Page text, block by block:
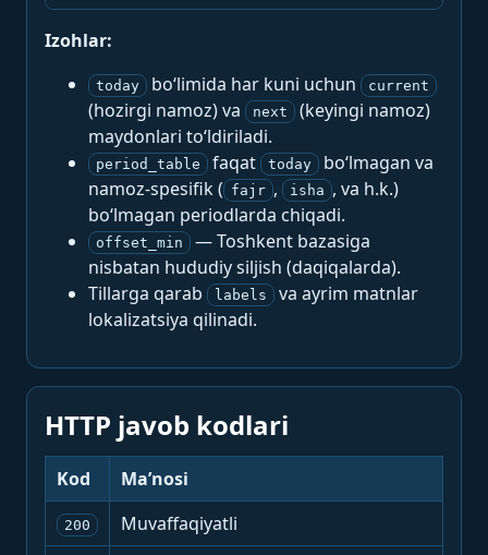
Izohlar:
today bo‘limida har kuni uchun current
(hozirgi namoz) va next
(keyingi namoz)
maydonlari to‘ldiriladi.
period_table faqat today
bo‘lmagan va
namoz-spesifik ( fajr , isha , va h.k.)
bo‘lmagan periodlarda chiqadi.
offset_min
— Toshkent bazasiga
nisbatan hududiy siljish (daqiqalarda).
Tillarga qarab
labels
va ayrim matnlar
lokalizatsiya qilinadi.
HTTP javob kodlari
Kod Ma’nosi
200 Muvaffaqiyatli